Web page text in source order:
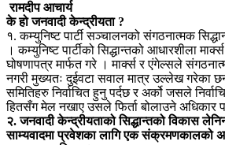
रामदीप आचार्य
के हो जनवादी केन्द्रीयता ?
१. कम्युनिष्ट पार्टी सञ्चालनको संगठनात्मक
। कम्युनिष्ट पार्टीको सिद्धान्तको आधारशीला
घोषणापत्र मार्फत गरे । मार्क्स र एंगेल्सले
नगरी मुख्यतः दुईवटा सवाल मात्र उल्लेख गरेका
समितिहरु निर्वाचित हुनु पर्दछ र अर्को जसले
हितसँग मेल नखाए उसले फिर्ता बोलाउने अधिकार
२. जनवादी केन्द्रीयताको सिद्धान्तको विकास
साम्यवादमा प्रवेशका लागि एक संक्रमणकालको